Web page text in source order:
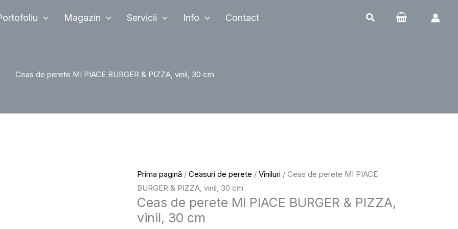
Magazin Servicii Info Contact
Ceas de perete MI PIACE BURGER & PIZZA, vinil, 30 cm
Prima pagină /Ceasuri de perete /Viniluri / Ceas de perete MI PIACE
BURGER & PIZZA, vinil, 30 cm
Ceas de perete MI PIACE BURGER & PIZZA,
vinil, 30 cm
Ceas
PIACE
PIZZA,